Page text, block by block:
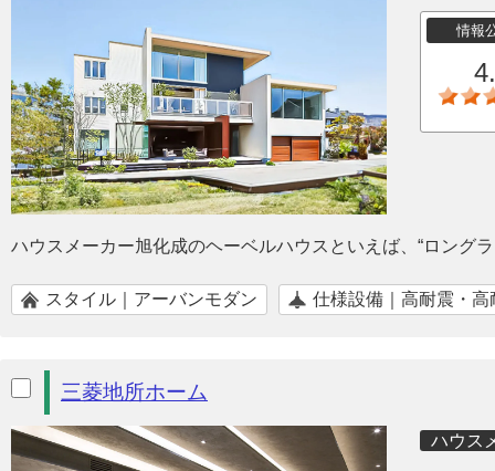
情報
ハウスメーカー旭化成のヘーベルハウスといえば、“ロング
スタイル｜アーバンモダン 仕様設備｜高耐震・高
三菱地所ホーム
ハウス